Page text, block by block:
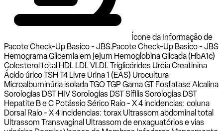
Ícone da Informação de
Pacote Check-Up Basico - JBS.Pacote Check-Up Basico - JBS
Hemograma Glicemia em jejum Hemoglobina Glicada (HbA1c)
Colesterol total HDL LDL VLDL Triglicérides Ureia Creatinina
Ácido úrico TSH T4 Livre Urina 1 (EAS) Urocultura
Microalbuminúria isolada TGO TGP Gama GT Fosfatase Alcalina
Sorologias DST HIV Sorologias DST Sífilis Sorologias DST
Hepatite B e C Potássio Sérico Raio - X 4 incidencias: coluna
Dorsal Raio - X 4 incidencias: torax Ultrassom abdominal total
Ultrassom Transvaginal Ultrassom de enxaguatórios e vias